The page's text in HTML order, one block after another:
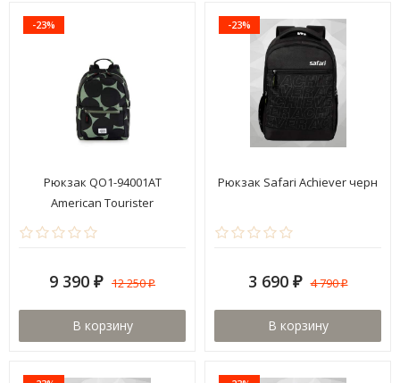
-23%
Рюкзак QO1-94001AT
American Tourister
9 390 ₽ 12 250₽
В корзину
-23%
Рюкзак Safari Achiever черн
3 690 ₽ 4 790₽
В корзину